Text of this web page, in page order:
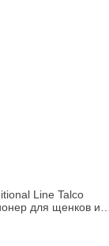
Line Talco
для щенков и